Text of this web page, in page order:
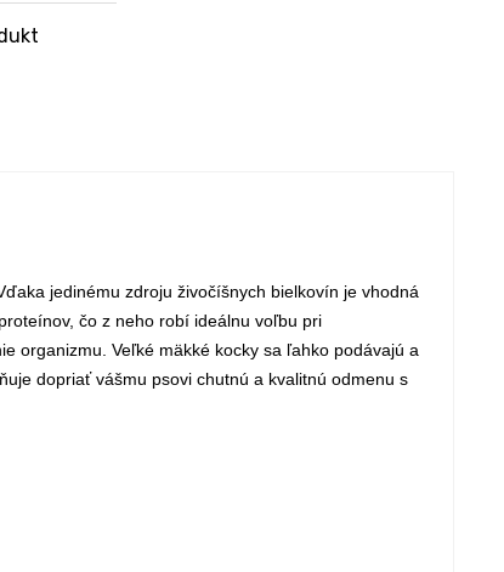
jedinému zdroju živočíšnych bielkovín je vhodná
čo z neho robí ideálnu voľbu pri
organizmu. Veľké mäkké kocky sa ľahko podávajú a
dopriať vášmu psovi chutnú a kvalitnú odmenu s